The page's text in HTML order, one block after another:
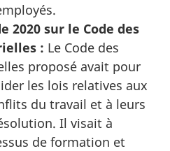
2020 sur le Code des
: Le Code des
proposé avait pour
les lois relatives aux
du travail et à leurs
Il visait à
de formation et